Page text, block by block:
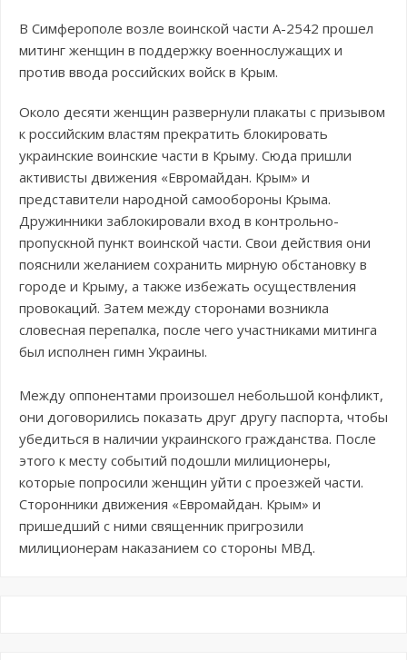
В Симферополе возле воинской части А-2542 прошел
митинг женщин в поддержку военнослужащих и
против ввода российских войск в Крым.
Около десяти женщин развернули плакаты с призывом
к российским властям прекратить блокировать
украинские воинские части в Крыму. Сюда пришли
активисты движения «Евромайдан. Крым» и
представители народной самообороны Крыма.
Дружинники заблокировали вход в контрольно-
пропускной пункт воинской части. Свои действия они
пояснили желанием сохранить мирную обстановку в
городе и Крыму, а также избежать осуществления
провокаций. Затем между сторонами возникла
словесная перепалка, после чего участниками митинга
был исполнен гимн Украины.
Между оппонентами произошел небольшой конфликт,
они договорились показать друг другу паспорта, чтобы
убедиться в наличии украинского гражданства. После
этого к месту событий подошли милиционеры,
которые попросили женщин уйти с проезжей части.
Сторонники движения «Евромайдан. Крым» и
пришедший с ними священник пригрозили
милиционерам наказанием со стороны МВД.